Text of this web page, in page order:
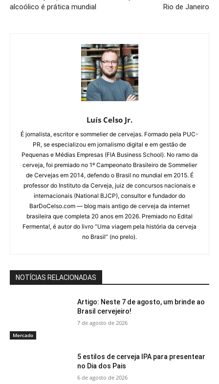
alcoólico é prática mundial
Rio de Janeiro
Luís Celso Jr.
É jornalista, escritor e sommelier de cervejas. Formado pela PUC-
PR, se especializou em jornalismo digital e em gestão de
Pequenas e Médias Empresas (FIA Business School). No ramo da
cerveja, foi premiado no 1º Campeonato Brasileiro de Sommelier
de Cervejas em 2014, defendo o Brasil no mundial em 2015. É
professor do Instituto da Cerveja, juiz de concursos nacionais e
internacionais (National BJCP), consultor e fundador do
BarDoCelso.com — blog mais antigo de cerveja da internet
brasileira que completa 20 anos em 2026. Premiado no Edital
Fermenta!, é autor do livro “Uma viagem pela história da cerveja
no Brasil” (no prelo).
NOTÍCIAS RELACIONADAS
Mercado
Artigo: Neste 7 de agosto, um brinde ao
Brasil cervejeiro!
7 de agosto de 2026
5 estilos de cerveja IPA para presentear
no Dia dos Pais
6 de agosto de 2026